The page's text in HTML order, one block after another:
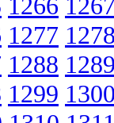
1266
1277
1288
1299